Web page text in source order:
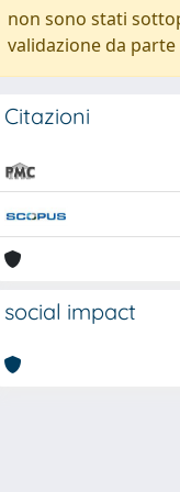
non sono stati
validazione da
Citazioni
social impact